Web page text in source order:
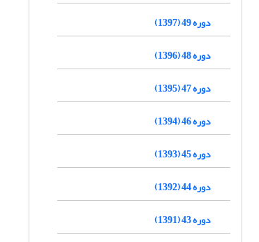
دوره 49 (1397)
دوره 48 (1396)
دوره 47 (1395)
دوره 46 (1394)
دوره 45 (1393)
دوره 44 (1392)
دوره 43 (1391)